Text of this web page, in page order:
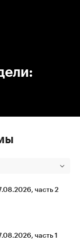
часть 2
часть 1